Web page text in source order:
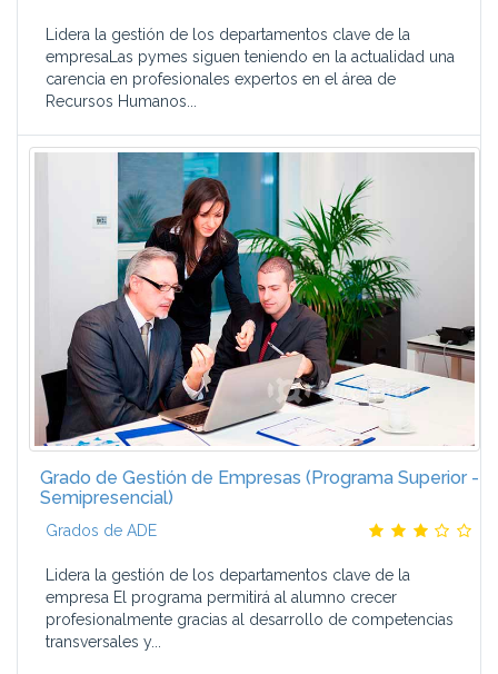
Lidera la gestión de los departamentos clave de la
empresaLas pymes siguen teniendo en la actualidad una
carencia en profesionales expertos en el área de
Recursos Humanos...
Grado de Gestión de Empresas (Programa Superior -
Semipresencial)
Grados de ADE
Lidera la gestión de los departamentos clave de la
empresa El programa permitirá al alumno crecer
profesionalmente gracias al desarrollo de competencias
transversales y...